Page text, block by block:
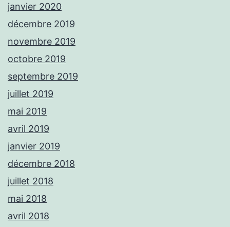
janvier 2020
décembre 2019
novembre 2019
octobre 2019
septembre 2019
juillet 2019
mai 2019
avril 2019
janvier 2019
décembre 2018
juillet 2018
mai 2018
avril 2018